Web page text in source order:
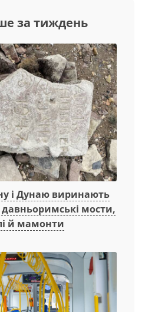
за тиждень
і Дунаю виринають
давньоримські мости,
й мамонти